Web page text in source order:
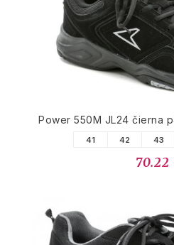
Power 550M JL24 čierna
41 42 43
70.22